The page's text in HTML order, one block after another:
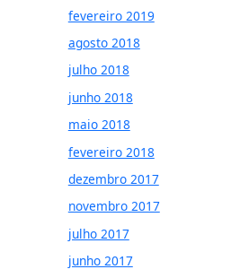
fevereiro 2019
agosto 2018
julho 2018
junho 2018
maio 2018
fevereiro 2018
dezembro 2017
novembro 2017
julho 2017
junho 2017